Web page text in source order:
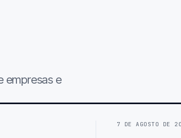
empresas e
7 DE AGOSTO DE